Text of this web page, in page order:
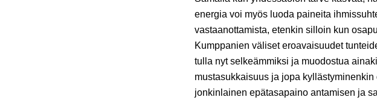
energia voi myös luoda paineita
vastaanottamista, etenkin silloin kun
Kumppanien väliset eroavaisuudet
tulla nyt selkeämmiksi ja muodostua
mustasukkaisuus ja jopa
jonkinlainen epätasapaino antamisen ja